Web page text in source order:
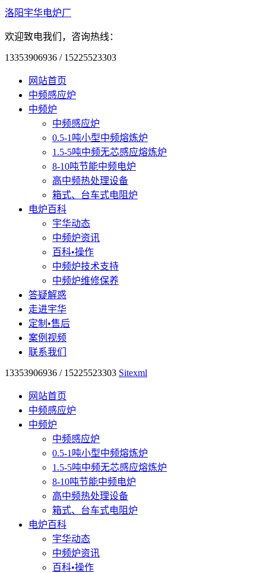
洛阳宇华电炉厂
欢迎致电我们，咨询热线：
13353906936 / 15225523303
网站首页
中频感应炉
中频炉
中频感应炉
0.5-1吨小型中频熔炼炉
1.5-5吨中频无芯感应熔炼炉
8-10吨节能中频电炉
高中频热处理设备
箱式、台车式电阻炉
电炉百科
宇华动态
中频炉资讯
百科•操作
中频炉技术支持
中频炉维修保养
答疑解惑
走进宇华
定制•售后
案例视频
联系我们
13353906936 / 15225523303 Sitexml
网站首页
中频感应炉
中频炉
中频感应炉
0.5-1吨小型中频熔炼炉
1.5-5吨中频无芯感应熔炼炉
8-10吨节能中频电炉
高中频热处理设备
箱式、台车式电阻炉
电炉百科
宇华动态
中频炉资讯
百科•操作